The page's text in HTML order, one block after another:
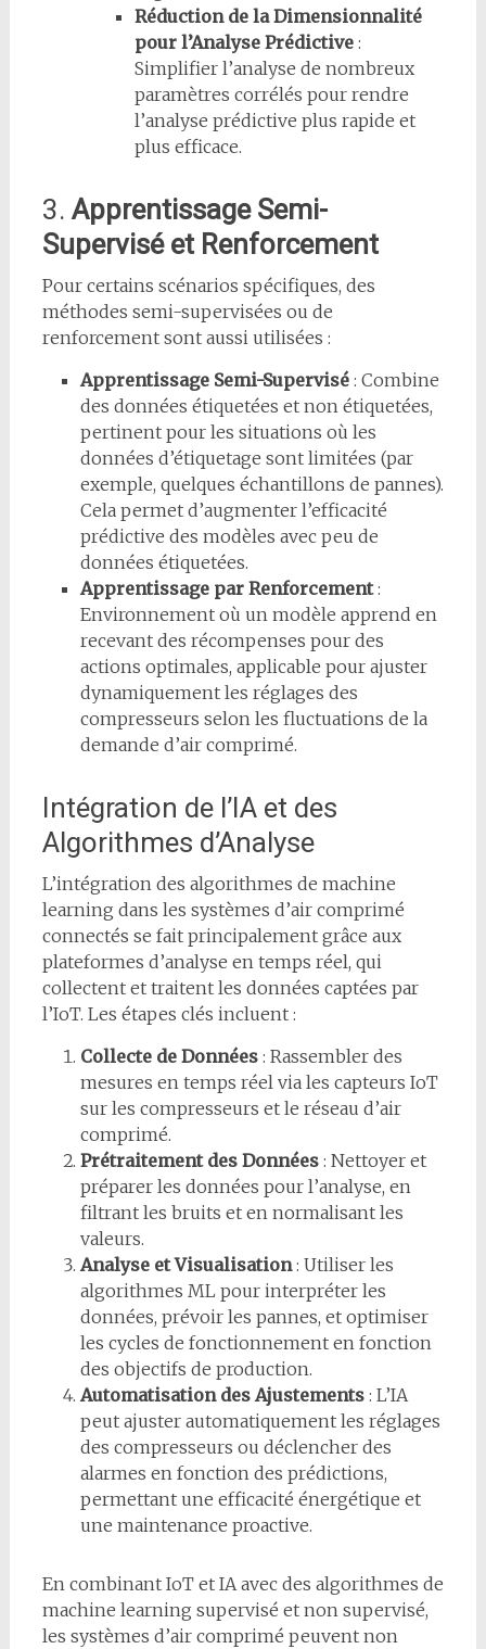
Réduction de la Dimensionnalité
pour l’Analyse Prédictive:
Simplifier l’analyse de nombreux
paramètres corrélés pour rendre
l’analyse prédictive plus rapide et
plus efficace.
3. Apprentissage Semi-
Supervisé et Renforcement
Pour certains scénarios spécifiques, des
méthodes semi-supervisées ou de
renforcement sont aussi utilisées :
Apprentissage Semi-Supervisé: Combine
des données étiquetées et non étiquetées,
pertinent pour les situations où les
données d’étiquetage sont limitées (par
exemple, quelques échantillons de pannes).
Cela permet d’augmenter l’efficacité
prédictive des modèles avec peu de
données étiquetées.
Apprentissage par Renforcement:
Environnement où un modèle apprend en
recevant des récompenses pour des
actions optimales, applicable pour ajuster
dynamiquement les réglages des
compresseurs selon les fluctuations de la
demande d’air comprimé.
Intégration de l’IA et des
Algorithmes d’Analyse
L’intégration des algorithmes de machine
learning dans les systèmes d’air comprimé
connectés se fait principalement grâce aux
plateformes d’analyse en temps réel, qui
collectent et traitent les données captées par
l’IoT. Les étapes clés incluent :
Collecte de Données: Rassembler des
mesures en temps réel via les capteurs IoT
sur les compresseurs et le réseau d’air
comprimé.
Prétraitement des Données: Nettoyer et
préparer les données pour l’analyse, en
filtrant les bruits et en normalisant les
valeurs.
Analyse et Visualisation: Utiliser les
algorithmes ML pour interpréter les
données, prévoir les pannes, et optimiser
les cycles de fonctionnement en fonction
des objectifs de production.
Automatisation des Ajustements: L’IA
peut ajuster automatiquement les réglages
des compresseurs ou déclencher des
alarmes en fonction des prédictions,
permettant une efficacité énergétique et
une maintenance proactive.
En combinant IoT et IA avec des algorithmes de
machine learning supervisé et non supervisé,
les systèmes d’air comprimé peuvent non